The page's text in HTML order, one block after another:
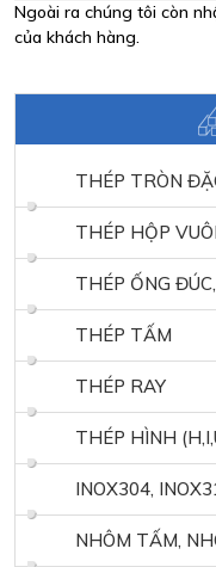
Ngoài ra chúng tôi còn
của khách hàng.
THÉP TRÒN
THÉP HỘP
THÉP ỐNG
THÉP TẤM
THÉP RAY
THÉP HÌNH
INOX304,
NHÔM TẤM,